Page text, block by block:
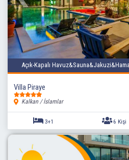
Açık-Kapalı
Villa Piraye
Kalkan / İslamlar